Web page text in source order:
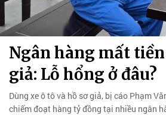
Ngân hàng mất
giả: Lỗ hổng ở đâu?
Dùng xe ô tô và hồ sơ giả, bị cáo Phạm
chiếm đoạt hàng tỷ đồng tại nhiều ngân